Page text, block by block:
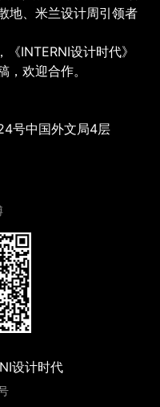
地、米兰设计周引领者
INTERNI设计时代》
欢迎合作。
号中国外文局4层
设计时代